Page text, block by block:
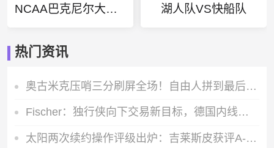
NCAA巴克尼尔大学vs西点军校直播 湖人队VS快船队
热门资讯
奥古米克压哨三分刷屏全场！自由人拼到最后一刻，仍遗憾输给火花
Fischer：独行侠向下交易新目标，德国内线施泰因巴赫携德克旧交情加分
太阳两次续约操作评级出炉：吉莱斯皮获评A- 古德温拿到B+